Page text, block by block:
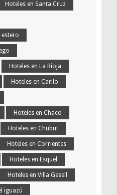
Hoteles en Santa Cruz
estero
Hoteles en La Rioja
Hoteles en Carilo
Hoteles en Chaco
Hoteles en Chubut
Hoteles en Corrientes
Hoteles en Esquel
Hoteles en Villa Gesell
iguazú